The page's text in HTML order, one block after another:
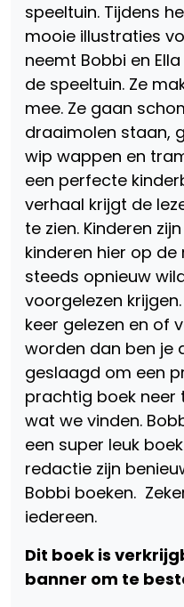
speeltuin. Tijdens
mooie illustraties
neemt Bobbi en
de speeltuin. Ze
mee. Ze gaan
draaimolen staan,
wip wappen en
een perfecte
verhaal krijgt de
te zien. Kinderen
kinderen hier op de
steeds opnieuw
voorgelezen
keer gelezen en of
worden dan ben je
geslaagd om een
prachtig boek neer
wat we vinden.
een super leuk
redactie zijn
Bobbi boeken.
iedereen.
Dit boek is
banner om te